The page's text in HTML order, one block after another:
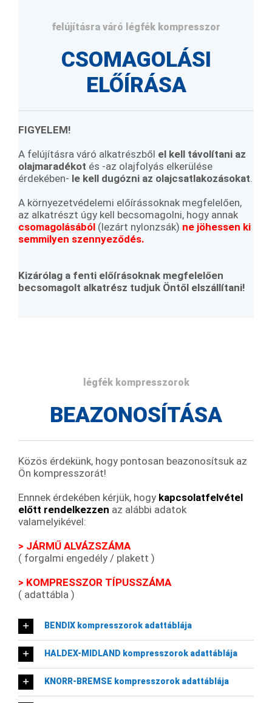
felújításra váró légfék kompresszor
CSOMAGOLÁSI
ELŐÍRÁSA
FIGYELEM!
A felújításra váró alkatrészből el kell távolítani az
olajmaradékot és -az olajfolyás elkerülése
érdekében- le kell dugózni az olajcsatlakozásokat.
A környezetvédelemi előírássoknak megfelelően,
az alkatrészt úgy kell becsomagolni, hogy annak
csomagolásából (lezárt nylonzsák) ne jöhessen ki
semmilyen szennyeződés.
Kizárólag a fenti előírásoknak megfelelően
becsomagolt alkatrész tudjuk Öntől elszállítani!
légfék kompresszorok
BEAZONOSÍTÁSA
Közös érdekünk, hogy pontosan beazonosítsuk az
Ön kompresszorát!
Ennnek érdekében kérjük, hogy kapcsolatfelvétel
előtt rendelkezzen az alábbi adatok
valamelyikével:
> JÁRMŰ ALVÁZSZÁMA
( forgalmi engedély / plakett )
> KOMPRESSZOR TÍPUSSZÁMA
( adattábla )
BENDIX kompresszorok adattáblája
HALDEX-MIDLAND kompresszorok adattáblája
KNORR-BREMSE kompresszorok adattáblája